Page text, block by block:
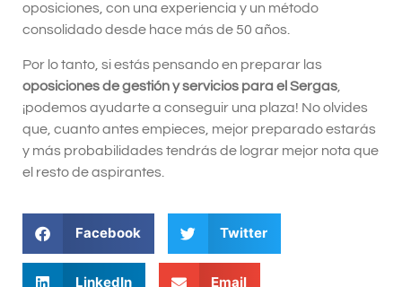
oposiciones, con una experiencia y un método
consolidado desde hace más de 50 años.
Por lo tanto, si estás pensando en preparar las
oposiciones de gestión y servicios para el Sergas
¡podemos ayudarte a conseguir una plaza! No olvides
que, cuanto antes empieces, mejor preparado estarás
y más probabilidades tendrás de lograr mejor nota que
el resto de aspirantes.
Facebook Twitter
LinkedIn Email